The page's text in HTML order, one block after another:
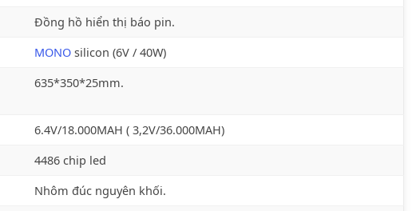
Đồng hồ hiển thị báo pin.
MONOsilicon (6V / 40W)
635*350*25mm.
6.4V/18.000MAH ( 3,2V/36.000MAH)
4486 chip led
Nhôm đúc nguyên khối.